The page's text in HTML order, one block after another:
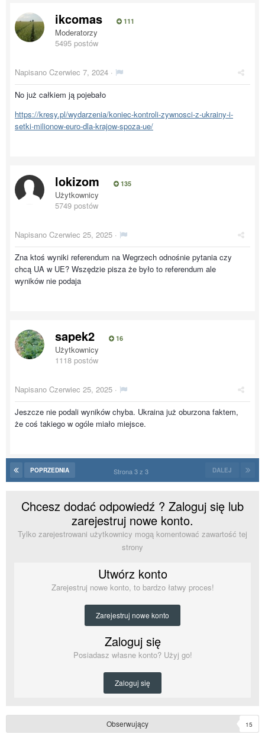
ikcomas 111
Moderatorzy
5495 postów
Napisano Czerwiec 7, 2024 ·
No już całkiem ją pojebało
https://kresy.pl/wydarzenia/koniec-kontroli-zywnosci-z-ukrainy-i-
setki-milionow-euro-dla-krajow-spoza-ue/
lokizom 135
Użytkownicy
5749 postów
Napisano Czerwiec 25, 2025 ·
Zna ktoś wyniki referendum na Wegrzech odnośnie pytania czy
chcą UA w UE? Wszędzie pisza że było to referendum ale
wyników nie podaja
sapek2 16
Użytkownicy
1118 postów
Napisano Czerwiec 25, 2025 ·
Jeszcze nie podali wyników chyba. Ukraina już oburzona faktem,
że coś takiego w ogóle miało miejsce.
POPRZEDNIA DALEJ
Strona 3 z 3
Chcesz dodać odpowiedź ? Zaloguj się lub
zarejestruj nowe konto.
Tylko zarejestrowani użytkownicy mogą komentować zawartość tej
strony
Utwórz konto
Zarejestruj nowe konto, to bardzo łatwy proces!
Zarejestruj nowe konto
Zaloguj się
Posiadasz własne konto? Użyj go!
Zaloguj się
Obserwujący 15